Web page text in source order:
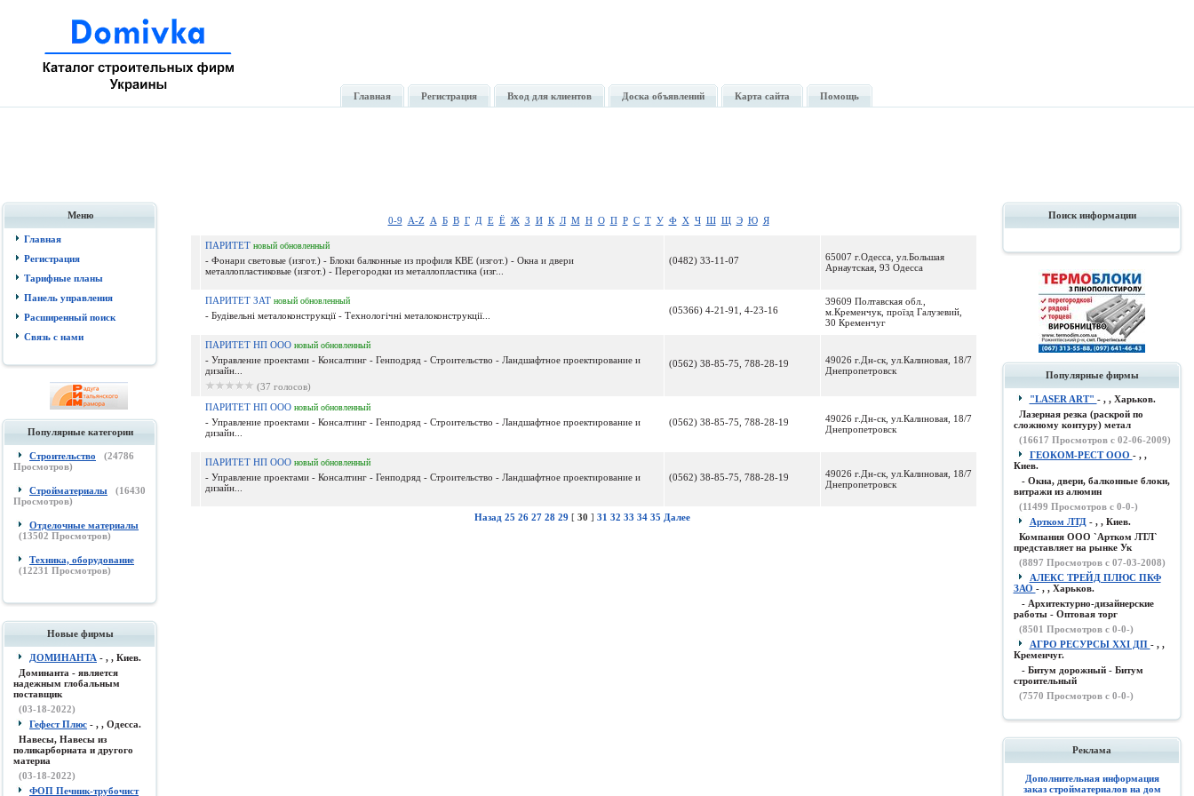
Главная Регистрация Вход для клиентов Доска объявлений Карта сайта Помощь
Меню
Главная
Регистрация
Тарифные планы
Панель управления
Расширенный поиск
Связь с нами
Популярные категории
Строительство (24786
Просмотров)
Стройматериалы (16430
Просмотров)
Отделочные материалы
(13502 Просмотров)
Техника, оборудование
(12231 Просмотров)
Новые фирмы
ДОМИНАНТА - , , Киев.
Доминанта - является
надежным глобальным
поставщик
(03-18-2022)
Гефест Плюс - , , Одесса.
Навесы, Навесы из
поликарборната и другого
материа
(03-18-2022)
ФОП Печник-трубочист
0-9 A-Z А Б В Г Д Е Ё Ж З И К Л М Н О П Р С Т У Ф Х Ч Ш Щ Э Ю Я
ПАРИТЕТ новый обновленный
- Фонари световые (изгот.) - Блоки балконные из профиля КВЕ (изгот.) - Окна и двери
металлопластиковые (изгот.) - Перегородки из металлопластика (изг...
(0482) 33-11-07
65007 г.Одесса, ул.Большая
Арнаутская, 93 Одесса
ПАРИТЕТ ЗАТ новый обновленный
- Будівельні металоконструкції - Технологічні металоконструкції... (05366) 4-21-91, 4-23-16
39609 Полтавская обл.,
м.Кременчук, проїзд Галузевий,
30 Кременчуг
ПАРИТЕТ НП ООО новый обновленный
- Управление проектами - Консалтинг - Генподряд - Строительство - Ландшафтное проектирование и
дизайн...
(37 голосов)
(0562) 38-85-75, 788-28-19
49026 г.Дн-ск, ул.Калиновая, 18/7
Днепропетровск
ПАРИТЕТ НП ООО новый обновленный
- Управление проектами - Консалтинг - Генподряд - Строительство - Ландшафтное проектирование и
дизайн...
(0562) 38-85-75, 788-28-19
49026 г.Дн-ск, ул.Калиновая, 18/7
Днепропетровск
ПАРИТЕТ НП ООО новый обновленный
- Управление проектами - Консалтинг - Генподряд - Строительство - Ландшафтное проектирование и
дизайн...
(0562) 38-85-75, 788-28-19
49026 г.Дн-ск, ул.Калиновая, 18/7
Днепропетровск
Назад 25 26 27 28 29 [ 30 ] 31 32 33 34 35 Далее
Поиск информации
Популярные фирмы
"LASER ART" - , , Харьков.
Лазерная резка (раскрой по
сложному контуру) метал
(16617 Просмотров с 02-06-2009)
ГЕОКОМ-РЕСТ ООО - , ,
Киев.
- Окна, двери, балконные блоки,
витражи из алюмин
(11499 Просмотров с 0-0-)
Артком ЛТД- , , Киев.
Компания ООО `Артком ЛТЛ`
представляет на рынке Ук
(8897 Просмотров с 07-03-2008)
АЛЕКС ТРЕЙД ПЛЮС ПКФ
ЗАО - , , Харьков.
- Архитектурно-дизайнерские
работы - Оптовая торг
(8501 Просмотров с 0-0-)
АГРО РЕСУРСЫ XXI ДП - , ,
Кременчуг.
- Битум дорожный - Битум
строительный
(7570 Просмотров с 0-0-)
Реклама
Дополнительная информация
заказ стройматериалов на дом